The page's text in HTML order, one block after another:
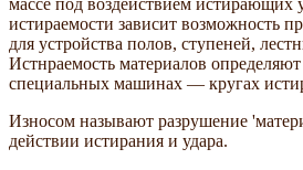
массе под воздействием истирающих
истираемости зависит возможность
для устройства полов, ступеней,
Истнраемость материалов
специальных машинах — кругах
Износом называют разрушение
действии истирания и удара.